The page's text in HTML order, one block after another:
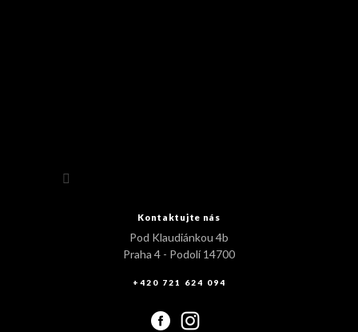
Kontaktujte nás
Pod Klaudiánkou 4b
Praha 4 - Podolí 14700
+420 721 624 094